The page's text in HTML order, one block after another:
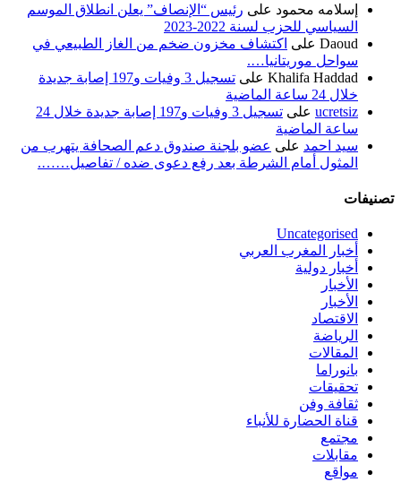
إسلامه محمود على رئيس “الإنصاف” يعلن انطلاق الموسم
السياسي للحزب لسنة 2022-2023
Daoud على اكتشاف مخزون ضخم من الغاز الطبيعي في
سواحل موريتانيا….
Khalifa Haddad على
تسجيل 3 وفيات و197 إصابة جديدة
خلال 24 ساعة الماضية
ucretsiz على
تسجيل 3 وفيات و197 إصابة جديدة خلال 24
ساعة الماضية
سيد احمد على عضو بلجنة صندوق دعم الصحافة يتهرب من
المثول أمام الشرطة بعد رفع دعوى ضده / تفاصيل…….
تصنيفات
Uncategorised
أخبار المغرب العربي
أخبار دولية
الأخبار
الأخبار
الاقتصاد
الرياضة
المقالات
بانوراما
تحقيقات
ثقافة وفن
قناة الحضارة للأنباء
مجتمع
مقابلات
مواقع